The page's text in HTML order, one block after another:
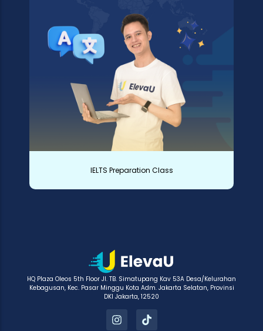
IELTS Preparation Class
HQ Plaza Oleos 5th Floor Jl. TB. Simatupang Kav 53A Desa/Kelurahan
Kebagusan, Kec. Pasar Minggu Kota Adm. Jakarta Selatan, Provinsi
DKI Jakarta, 12520